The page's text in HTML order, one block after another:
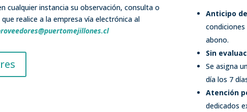
cualquier instancia su observación, consulta o
realice a la empresa vía electrónica al
Anticipo
abono.
Sin
Se asigna
día los 7
Atención
dedicados